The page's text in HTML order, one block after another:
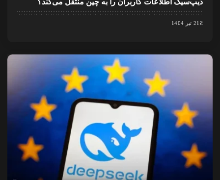
21 تیر 1404